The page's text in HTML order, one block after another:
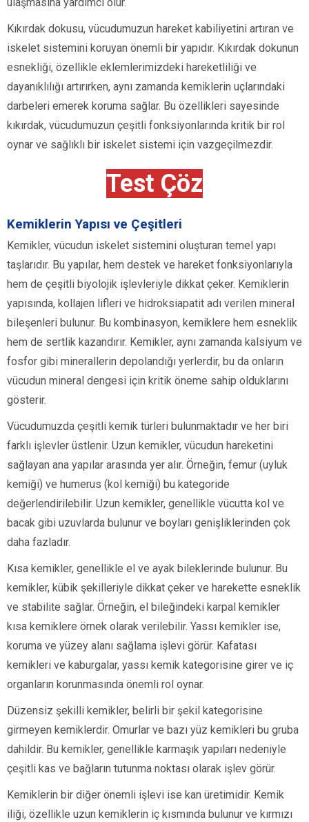
ulaşmasına yardımcı olur.
Kıkırdak dokusu, vücudumuzun hareket kabiliyetini artıran ve
iskelet sistemini koruyan önemli bir yapıdır. Kıkırdak dokunun
esnekliği, özellikle eklemlerimizdeki hareketliliği ve
dayanıklılığı artırırken, aynı zamanda kemiklerin uçlarındaki
darbeleri emerek koruma sağlar. Bu özellikleri sayesinde
kıkırdak, vücudumuzun çeşitli fonksiyonlarında kritik bir rol
oynar ve sağlıklı bir iskelet sistemi için vazgeçilmezdir.
Test Çöz
Kemiklerin Yapısı ve Çeşitleri
Kemikler, vücudun iskelet sistemini oluşturan temel yapı
taşlarıdır. Bu yapılar, hem destek ve hareket fonksiyonlarıyla
hem de çeşitli biyolojik işlevleriyle dikkat çeker. Kemiklerin
yapısında, kollajen lifleri ve hidroksiapatit adı verilen mineral
bileşenleri bulunur. Bu kombinasyon, kemiklere hem esneklik
hem de sertlik kazandırır. Kemikler, aynı zamanda kalsiyum ve
fosfor gibi minerallerin depolandığı yerlerdir, bu da onların
vücudun mineral dengesi için kritik öneme sahip olduklarını
gösterir.
Vücudumuzda çeşitli kemik türleri bulunmaktadır ve her biri
farklı işlevler üstlenir. Uzun kemikler, vücudun hareketini
sağlayan ana yapılar arasında yer alır. Örneğin, femur (uyluk
kemiği) ve humerus (kol kemiği) bu kategoride
değerlendirilebilir. Uzun kemikler, genellikle vücutta kol ve
bacak gibi uzuvlarda bulunur ve boyları genişliklerinden çok
daha fazladır.
Kısa kemikler, genellikle el ve ayak bileklerinde bulunur. Bu
kemikler, kübik şekilleriyle dikkat çeker ve harekette esneklik
ve stabilite sağlar. Örneğin, el bileğindeki karpal kemikler
kısa kemiklere örnek olarak verilebilir. Yassı kemikler ise,
koruma ve yüzey alanı sağlama işlevi görür. Kafatası
kemikleri ve kaburgalar, yassı kemik kategorisine girer ve iç
organların korunmasında önemli rol oynar.
Düzensiz şekilli kemikler, belirli bir şekil kategorisine
girmeyen kemiklerdir. Omurlar ve bazı yüz kemikleri bu gruba
dahildir. Bu kemikler, genellikle karmaşık yapıları nedeniyle
çeşitli kas ve bağların tutunma noktası olarak işlev görür.
Kemiklerin bir diğer önemli işlevi ise kan üretimidir. Kemik
iliği, özellikle uzun kemiklerin iç kısmında bulunur ve kırmızı